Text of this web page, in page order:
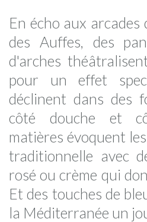
En écho aux
des Auffes, des
d'arches
pour un effet
déclinent dans des
côté douche et
matières évoquent
traditionnelle avec
rosé ou crème qui
Et des touches de
la Méditerranée un